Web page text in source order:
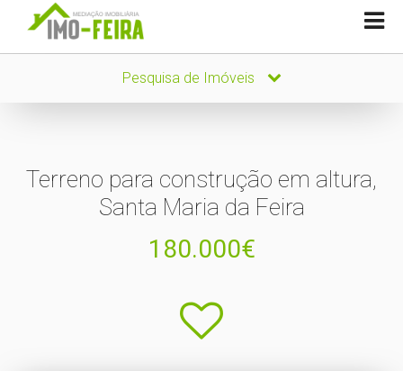
Pesquisa de Imóveis
Terreno para construção em altura,
Santa Maria da Feira
180.000€